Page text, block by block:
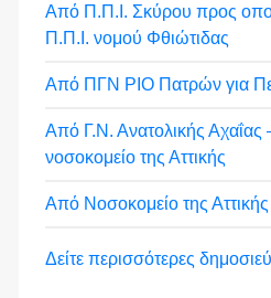
Από Π.Π.Ι. Σκύρου προς
Π.Π.Ι. νομού Φθιώτιδας
Από ΠΓΝ ΡΙΟ Πατρών για
Από Γ.Ν. Ανατολικής
νοσοκομείο της Αττικής
Από Νοσοκομείο της
Δείτε περισσότερες